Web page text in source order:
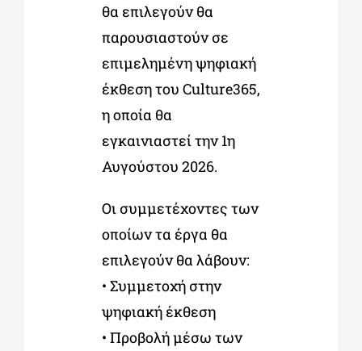
θα επιλεγούν θα
παρουσιαστούν σε
επιμελημένη ψηφιακή
έκθεση του Culture365,
η οποία θα
εγκαινιαστεί την 1η
Αυγούστου 2026.
Οι συμμετέχοντες των
οποίων τα έργα θα
επιλεγούν θα λάβουν:
• Συμμετοχή στην
ψηφιακή έκθεση
• Προβολή μέσω των